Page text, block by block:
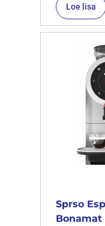
Loe lisa
Sprso
Bonamat